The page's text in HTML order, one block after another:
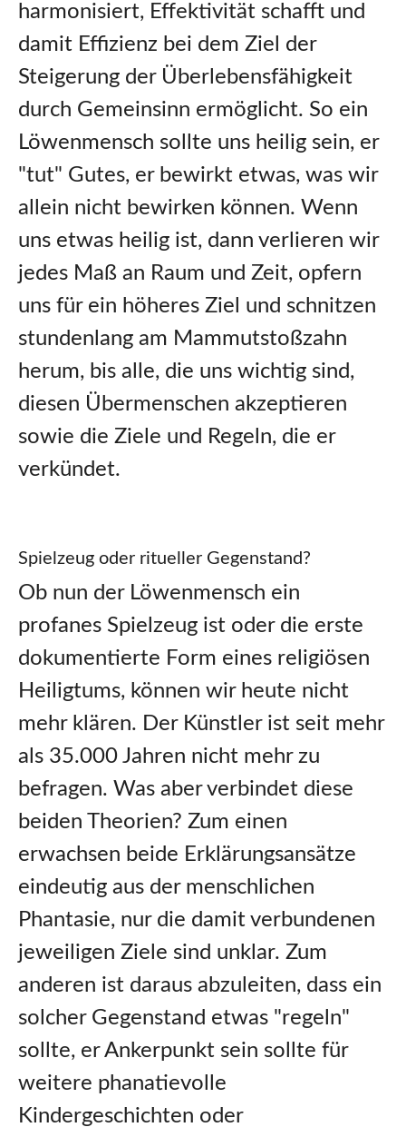
harmonisiert, Effektivität schafft und
damit Effizienz bei dem Ziel der
Steigerung der Überlebensfähigkeit
durch Gemeinsinn ermöglicht. So ein
Löwenmensch sollte uns heilig sein, er
"tut" Gutes, er bewirkt etwas, was wir
allein nicht bewirken können. Wenn
uns etwas heilig ist, dann verlieren wir
jedes Maß an Raum und Zeit, opfern
uns für ein höheres Ziel und schnitzen
stundenlang am Mammutstoßzahn
herum, bis alle, die uns wichtig sind,
diesen Übermenschen akzeptieren
sowie die Ziele und Regeln, die er
verkündet.
Spielzeug oder ritueller Gegenstand?
Ob nun der Löwenmensch ein
profanes Spielzeug ist oder die erste
dokumentierte Form eines religiösen
Heiligtums, können wir heute nicht
mehr klären. Der Künstler ist seit mehr
als 35.000 Jahren nicht mehr zu
befragen. Was aber verbindet diese
beiden Theorien? Zum einen
erwachsen beide Erklärungsansätze
eindeutig aus der menschlichen
Phantasie, nur die damit verbundenen
jeweiligen Ziele sind unklar. Zum
anderen ist daraus abzuleiten, dass ein
solcher Gegenstand etwas "regeln"
sollte, er Ankerpunkt sein sollte für
weitere phanatievolle
Kindergeschichten oder